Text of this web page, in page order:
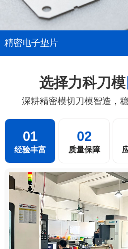
精密电子垫片
选择力科刀模
深耕精密模切刀模智造，
01
经验丰富
02
质量保障